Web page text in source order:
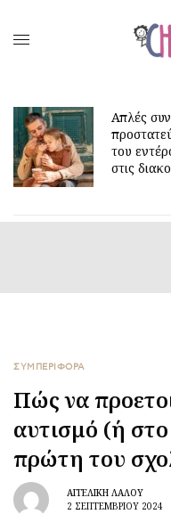
Απλές συνήθειες
προστατεύσετε την
του εντέρου των
στις διακοπές
ΣΥΜΠΕΡΙΦΟΡΑ
Πώς να
αυτισμό (ή
πρώτη του
ΑΓΓΕΛΙΚΉ ΛΆΛΟΥ
2 ΣΕΠΤΕΜΒΡΊΟΥ 2024